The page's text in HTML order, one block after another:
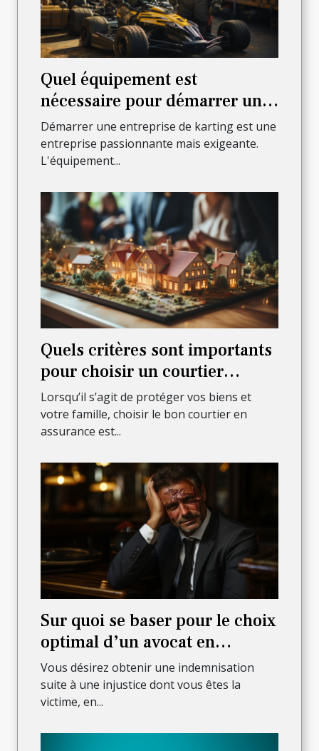
Quel équipement est
nécessaire pour démarrer une
entreprise de karting ?
Démarrer une entreprise de karting est une
entreprise passionnante mais exigeante.
L'équipement...
Quels critères sont importants
pour choisir un courtier
assurant sûreté et sécurité des
biens et de la famille ?
Lorsqu’il s’agit de protéger vos biens et
votre famille, choisir le bon courtier en
assurance est...
Sur quoi se baser pour le choix
optimal d’un avocat en
dommages de corps ?
Vous désirez obtenir une indemnisation
suite à une injustice dont vous êtes la
victime, en...